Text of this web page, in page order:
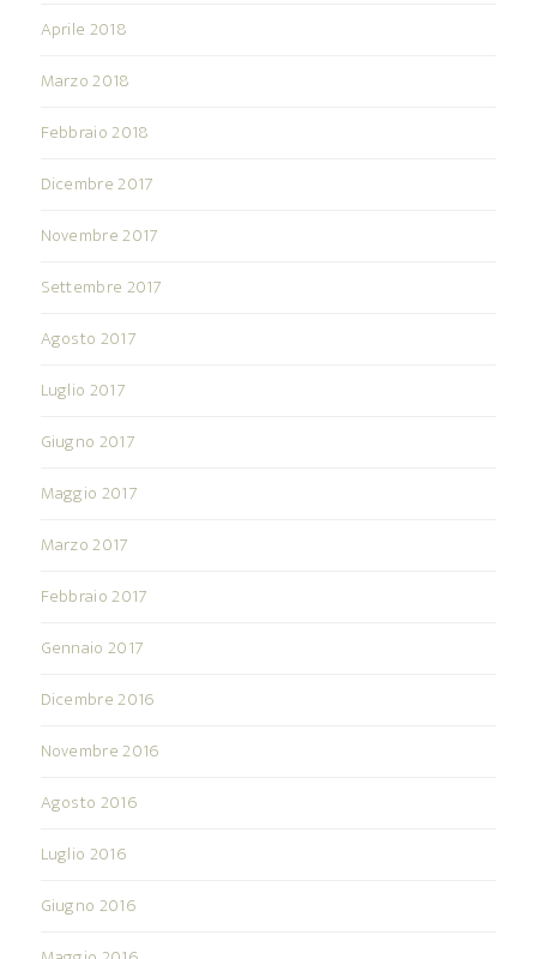
Aprile 2018
Marzo 2018
Febbraio 2018
Dicembre 2017
Novembre 2017
Settembre 2017
Agosto 2017
Luglio 2017
Giugno 2017
Maggio 2017
Marzo 2017
Febbraio 2017
Gennaio 2017
Dicembre 2016
Novembre 2016
Agosto 2016
Luglio 2016
Giugno 2016